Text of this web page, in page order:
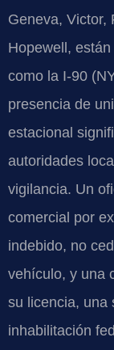
Geneva, Victor,
Hopewell,
como la I-90
presencia de
estacional
autoridades
vigilancia. Un
comercial por
indebido, no
vehículo, y una
su licencia, una
inhabilitación